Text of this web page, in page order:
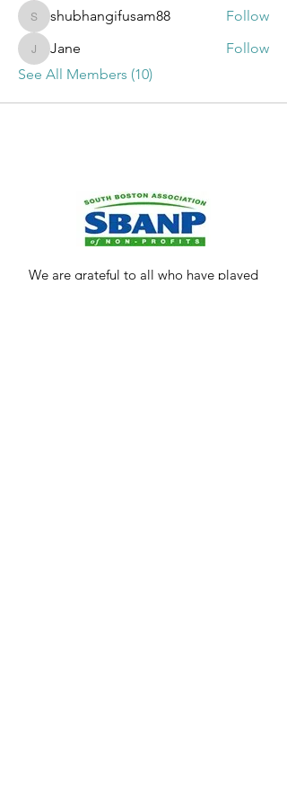
shubhangifusam88
shubhangifusam88 Follow
JaneJane
Follow
See All Members (10)
We are grateful to all who have played